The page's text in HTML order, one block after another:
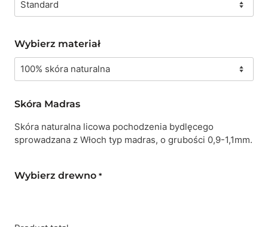
Wybierz materiał
Skóra Madras
Skóra naturalna licowa pochodzenia bydlęcego
sprowadzana z Włoch typ madras, o grubości 0,9-1,1mm.
Wybierz drewno *